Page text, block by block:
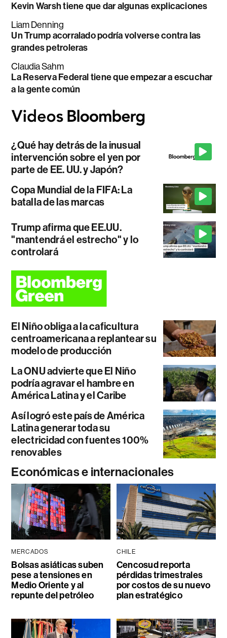
Kevin Warsh tiene que dar algunas explicaciones
Liam Denning
Un Trump acorralado podría volverse contra las
grandes petroleras
Claudia Sahm
La Reserva Federal tiene que empezar a escuchar
a la gente común
¿Qué hay detrás de la inusual
intervención sobre el yen por
parte de EE. UU. y Japón?
Copa Mundial de la FIFA: La
batalla de las marcas
Trump afirma que EE.UU.
"mantendrá el estrecho" y lo
controlará
El Niño obliga a la caficultura
centroamericana a replantear su
modelo de producción
La ONU advierte que El Niño
podría agravar el hambre en
América Latina y el Caribe
Así logró este país de América
Latina generar toda su
electricidad con fuentes 100%
renovables
Económicas e internacionales
MERCADOS
Bolsas asiáticas suben
pese a tensiones en
Medio Oriente y al
repunte del petróleo
CHILE
Cencosud reporta
pérdidas trimestrales
por costos de su nuevo
plan estratégico